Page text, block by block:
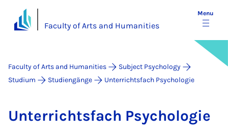
Faculty of Arts and Humanities
Menu
Faculty of Arts and Humanities
Subject Psychology
Studium
Studiengänge Unterrichtsfach Psychologie
Un­ter­richts­fach Psy­cho­lo­gie